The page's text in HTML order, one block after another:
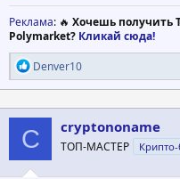
Реклама: 🔥 Хочешь получить
Polymarket? Кликай сюда!
Р
е
а
к
ц
и
и
:
Denver10
C cryptononame
ТОП-МАСТЕР